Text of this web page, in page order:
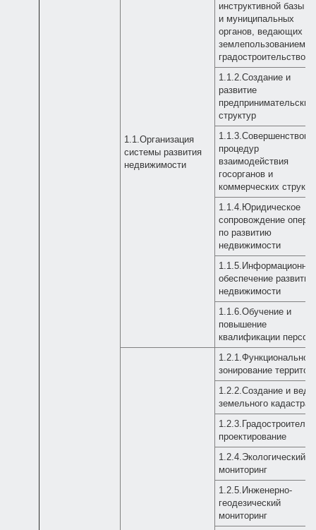
1.1.Организация
системы развития
недвижимости
инструктивной базы
и муниципальных
органов, ведающих
землепользованием и
градостроительством
1.1.2.Создание и
развитие
предпринимательских
структур
процедур
взаимодействия
госорганов и
коммерческих
1.1.4.Юридическое
сопровождение
по развитию
недвижимости
1.1.5.Информационное
обеспечение развития
недвижимости
1.1.6.Обучение и
повышение
квалификации
1.2.1.Функциональное
зонирование
1.2.2.Создание и
земельного кадастра
проектирование
1.2.4.Экологический
мониторинг
1.2.5.Инженерно-
геодезический
мониторинг